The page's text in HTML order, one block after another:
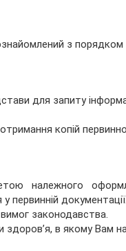
з порядком
для запиту
копій
належного
первинній документації.
законодавства.
в якому Вам